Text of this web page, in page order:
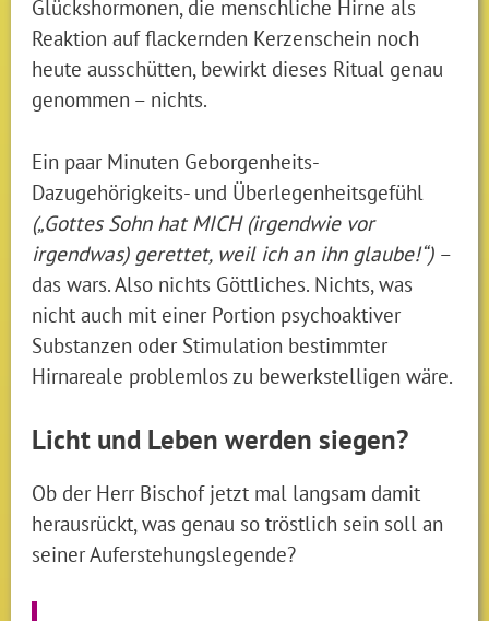
Glückshormonen, die menschliche Hirne als
Reaktion auf flackernden Kerzenschein noch
heute ausschütten, bewirkt dieses Ritual genau
genommen – nichts.
Ein paar Minuten Geborgenheits-
Dazugehörigkeits- und Überlegenheitsgefühl
(„Gottes Sohn hat MICH (irgendwie vor
irgendwas) gerettet, weil ich an ihn glaube!“) –
das wars. Also nichts Göttliches. Nichts, was
nicht auch mit einer Portion psychoaktiver
Substanzen oder Stimulation bestimmter
Hirnareale problemlos zu bewerkstelligen wäre.
Licht und Leben werden siegen?
Ob der Herr Bischof jetzt mal langsam damit
herausrückt, was genau so tröstlich sein soll an
seiner Auferstehungslegende?